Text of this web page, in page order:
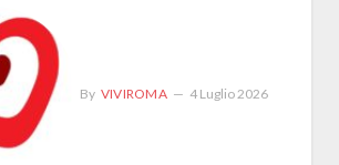
By VIVIROMA 4 Luglio 2026